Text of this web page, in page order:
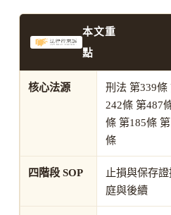
本文重
點
核心法源
刑法 第339條
242條 第487
條 第185條
條
四階段 SOP
止損與保存
庭與後續